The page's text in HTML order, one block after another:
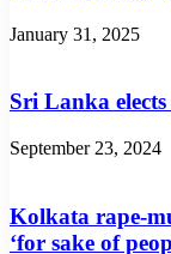
January 31, 2025
Sri Lanka
September 23, 2024
Kolkata rape-
‘for sake of